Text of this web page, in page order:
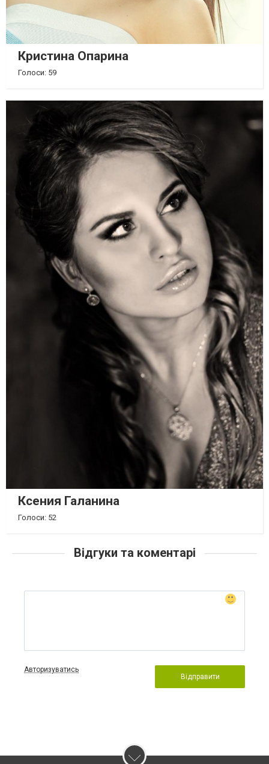
Кристина Опарина
Голоси: 59
Ксения Галанина
Голоси: 52
Відгуки та коментарі
Авторизуватись
Відправити